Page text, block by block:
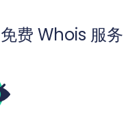
费 Whois 服务